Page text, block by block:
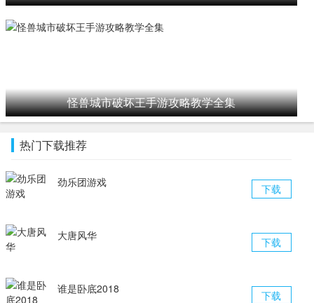
怪兽城市破坏王手游攻略教学全集
热门下载推荐
下载
劲乐团游戏
下载
大唐风华
下载
谁是卧底2018